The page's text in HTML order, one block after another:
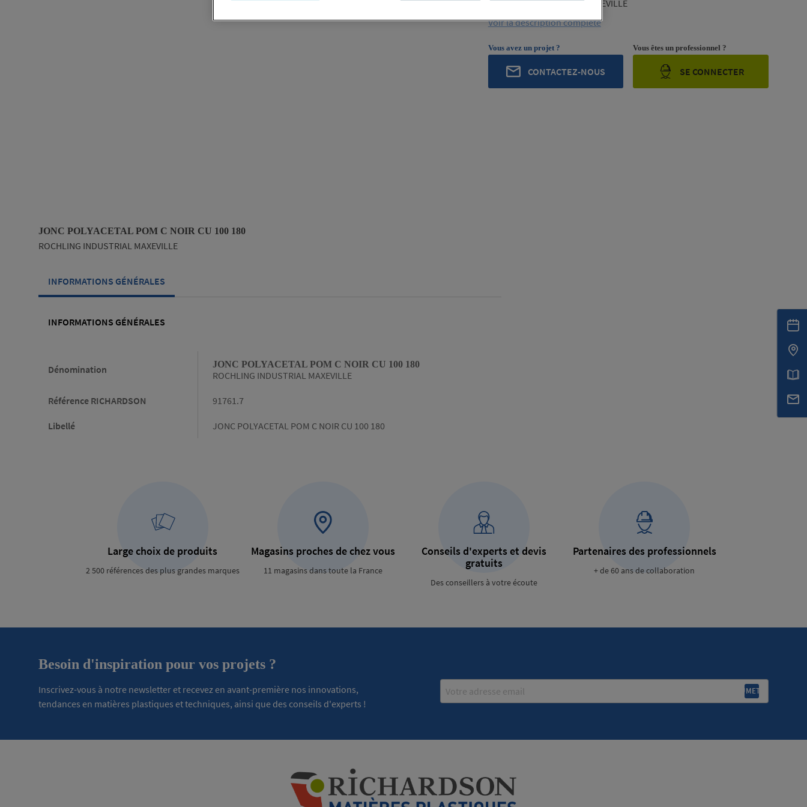
ROCHLING INDUSTRIAL MAXEVILLE
Voir la description complète
Vous avez un projet ?
CONTACTEZ-NOUS
Vous êtes un professionnel ?
SE CONNECTER
JONC POLYACETAL POM C NOIR CU 100 180
ROCHLING INDUSTRIAL MAXEVILLE
INFORMATIONS GÉNÉRALES
INFORMATIONS GÉNÉRALES
Dénomination
JONC POLYACETAL POM C NOIR CU 100 180
ROCHLING INDUSTRIAL MAXEVILLE
Référence RICHARDSON 91761.7
Libellé JONC POLYACETAL POM C NOIR CU 100 180
Large choix de produits
2 500 références des plus grandes marques
Magasins proches de chez vous
11 magasins dans toute la France
Conseils d'experts et devis
gratuits
Des conseillers à votre écoute
Partenaires des professionnels
+ de 60 ans de collaboration
Besoin d'inspiration pour vos projets ?
Inscrivez-vous à notre newsletter et recevez en avant-première nos innovations,
tendances en matières plastiques et techniques, ainsi que des conseils d'experts !
Email